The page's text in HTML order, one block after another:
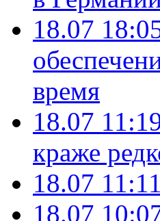
18.07
время
18.07
краже
18.07 11:11
18.07